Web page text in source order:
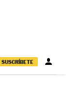
SUSCRÍBETE